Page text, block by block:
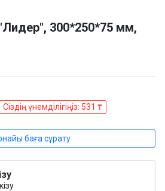
300*250*75 мм,
Сіздің үнемділігіңіз: 531 ₸
баға сұрату